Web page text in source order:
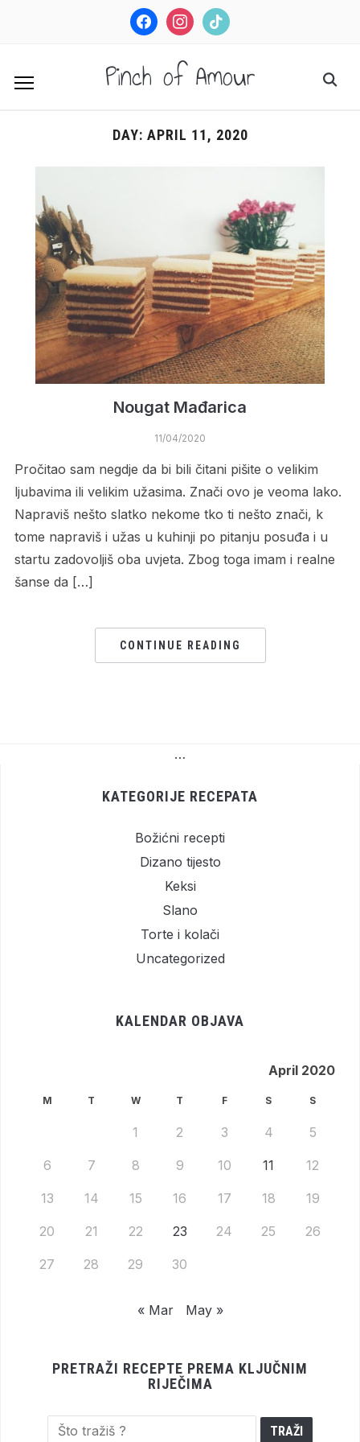
facebookinstagramtiktok
Pinch of Amour
DAY: APRIL 11, 2020
Nougat Mađarica
11/04/2020
Pročitao sam negdje da bi bili čitani pišite o velikim
ljubavima ili velikim užasima. Znači ovo je veoma lako.
Napraviš nešto slatko nekome tko ti nešto znači, k
tome napraviš i užas u kuhinji po pitanju posuđa i u
startu zadovoljiš oba uvjeta. Zbog toga imam i realne
šanse da […]
CONTINUE READING
…
KATEGORIJE RECEPATA
Božićni recepti
Dizano tijesto
Keksi
Slano
Torte i kolači
Uncategorized
KALENDAR OBJAVA
April 2020
M T W T F S S
1 2 3 4 5
6 7 8 9 10 11 12
13 14 15 16 17 18 19
20 21 22 23 24 25 26
27 28 29 30
« Mar May »
PRETRAŽI RECEPTE PREMA KLJUČNIM
RIJEČIMA